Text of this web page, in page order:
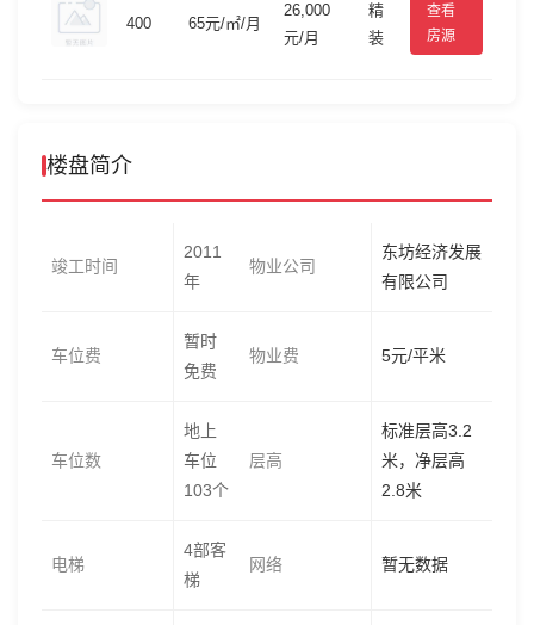
400 65元/㎡/月
26,000
元/月
精
装
查看
房源
楼盘简介
竣工时间
2011
年
物业公司
东坊经济发展
有限公司
车位费
暂时
免费
物业费 5元/平米
车位数
地上
车位
103个
层高
标准层高3.2
米，净层高
2.8米
电梯
4部客
梯
网络 暂无数据